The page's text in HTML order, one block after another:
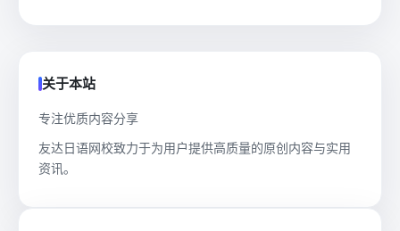
关于本站
专注优质内容分享
友达日语网校致力于为用户提供高质量的原创内容与实用
资讯。